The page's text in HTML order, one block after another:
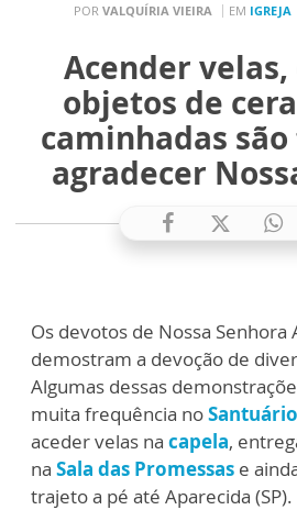
POR VALQUÍRIA VIEIRA EM IGREJA
Acender
objetos de
caminhadas
agradecer
Os devotos de Nossa Senhora
demostram a devoção de
Algumas dessas
muita frequência no
aceder velas na capela,
na Sala das Promessas e
trajeto a pé até Aparecida (SP).